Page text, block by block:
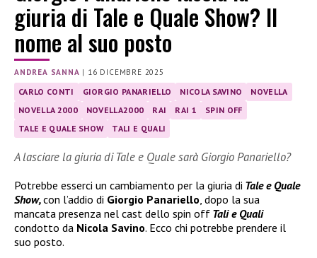
giuria di Tale e Quale Show? Il
nome al suo posto
ANDREA SANNA | 16 DICEMBRE 2025
CARLO CONTI GIORGIO PANARIELLO NICOLA SAVINO
NOVELLA
NOVELLA 2000
NOVELLA2000 RAI RAI 1
SPIN OFF
TALE E QUALE SHOW
TALI E QUALI
A lasciare la giuria di Tale e Quale sarà Giorgio Panariello?
Potrebbe esserci un cambiamento per la giuria di Tale e Quale
Show,con l’addio di Giorgio Panariello , dopo la sua
mancata presenza nel cast dello spin off Tali e Quali
condotto da Nicola Savino. Ecco chi potrebbe prendere il
suo posto.